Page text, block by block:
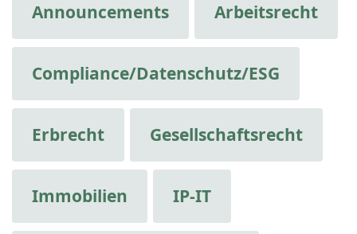
Announcements Arbeitsrecht
Compliance/Datenschutz/ESG
Erbrecht Gesellschaftsrecht
Immobilien IP-IT